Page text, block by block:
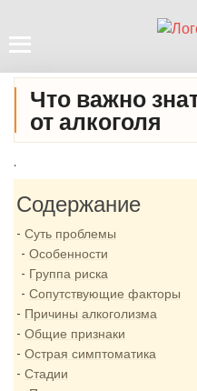
Что важно
от алкоголя
.
Содержание
Суть проблемы
Особенности
Группа риска
Сопутствующие факторы
Причины алкоголизма
Общие признаки
Острая симптоматика
Стадии